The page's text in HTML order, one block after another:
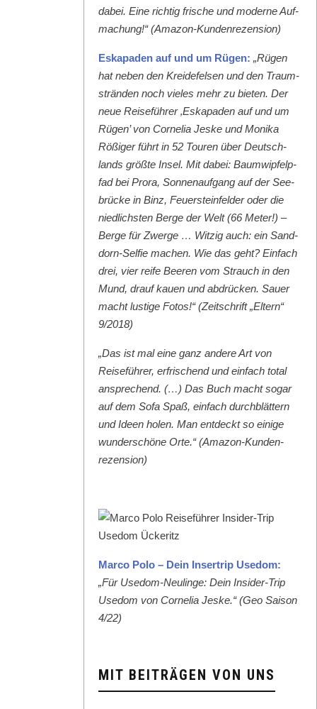
dabei. Eine richtig frische und mod­erne Auf­
machung!“ (Ama­zon-Kun­den­rezen­sion)
Eska­paden auf und um Rügen: „Rügen
hat neben den Krei­de­felsen und den Traum­
strän­den noch vieles mehr zu bieten. Der
neue Reise­führer ‚Eska­paden auf und um
Rügen’ von Cor­nelia Jeske und Moni­ka
Rößiger führt in 52 Touren über Deutsch­
lands größte Insel. Mit dabei: Baumwipfelp­
fad bei Pro­ra, Son­nenauf­gang auf der See­
brücke in Binz, Feuer­ste­in­felder oder die
niedlich­sten Berge der Welt (66 Meter!) –
Berge für Zwerge … Witzig auch: ein Sand­
dorn-Self­ie machen. Wie das geht? Ein­fach
drei, vier reife Beeren vom Strauch in den
Mund, drauf kauen und abdrück­en. Sauer
macht lustige Fotos!“ (Zeitschrift „Eltern“
9/2018)
„Das ist mal eine ganz andere Art von
Reise­führer, erfrischend und ein­fach total
ansprechend. (…) Das Buch macht sog­ar
auf dem Sofa Spaß, ein­fach durch­blät­tern
und Ideen holen. Man ent­deckt so einige
wun­der­schöne Orte.“ (Ama­zon-Kun­den­
rezen­sion)
Mar­co Polo – Dein Inser­trip Use­dom:
„Für Use­dom-Neulinge: Dein Insid­er-Trip
Use­dom von Cor­nelia Jeske.“ (Geo Sai­son
4/22)
MIT BEITRÄGEN VON UNS